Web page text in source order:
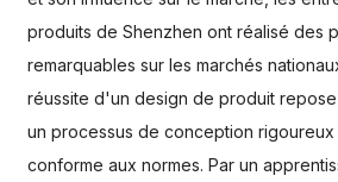
produits de Shenzhen ont réalisé des
remarquables sur les marchés
réussite d'un design de produit repose
un processus de conception rigoureux
conforme aux normes. Par un